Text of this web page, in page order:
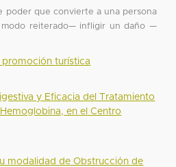
poder que convierte a una persona
reiterado— infligir un daño —
promoción turística
y Eficacia del Tratamiento
en el Centro
modalidad de Obstrucción de